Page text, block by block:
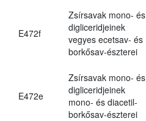
E472f
Zsírsavak mono- és
digliceridjeinek
vegyes ecetsav- és
borkősav-észterei
E472e
Zsírsavak mono- és
digliceridjeinek
mono- és diacetil-
borkősav-észterei